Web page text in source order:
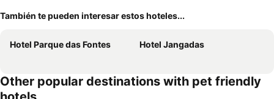
También te pueden interesar estos hoteles...
Hotel Parque das Fontes Hotel Jangadas
Other popular destinations with pet friendly